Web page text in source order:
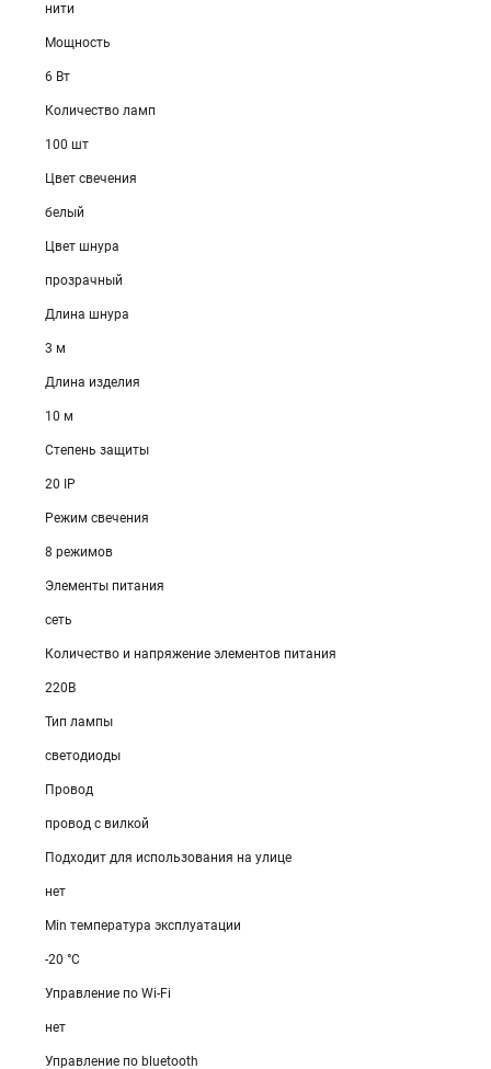
нити
Мощность
6 Вт
Количество ламп
100 шт
Цвет свечения
белый
Цвет шнура
прозрачный
Длина шнура
3 м
Длина изделия
10 м
Степень защиты
20 IP
Режим свечения
8 режимов
Элементы питания
сеть
Количество и напряжение элементов питания
220В
Тип лампы
светодиоды
Провод
провод с вилкой
Подходит для использования на улице
нет
Min температура эксплуатации
-20 °С
Управление по Wi-Fi
нет
Управление по bluetooth